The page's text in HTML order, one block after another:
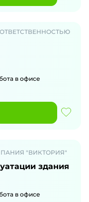
в офисе
"ВИКТОРИЯ"
здания
в офисе